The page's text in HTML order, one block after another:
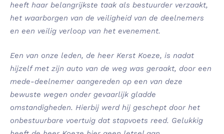
heeft haar belangrijkste taak als bestuurder verzaakt,
het waarborgen van de veiligheid van de deelnemers
en een veilig verloop van het evenement.
Een van onze leden, de heer Kerst Koeze, is nadat
hijzelf met zijn auto van de weg was geraakt, door een
mede-deelnemer aangereden op een van deze
bewuste wegen onder gevaarlijk gladde
omstandigheden. Hierbij werd hij geschept door het
onbestuurbare voertuig dat stapvoets reed. Gelukkig